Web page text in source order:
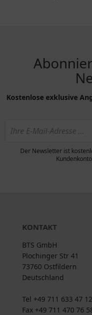
Kostenlose exklusive
Der Newsletter ist
KONTAKT
BTS GmbH
Plochinger Str 41
73760 Ostfildern
Deutschland
Tel +49 711 633 47
Fax +49 711 470 76